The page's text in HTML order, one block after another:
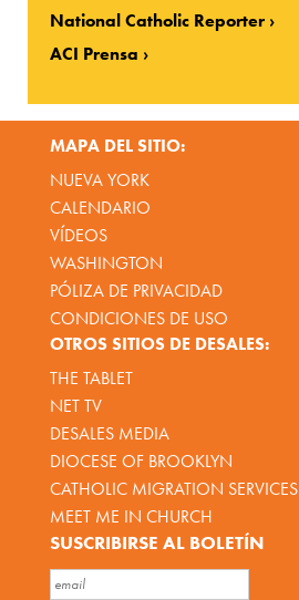
National Catholic Reporter
ACI Prensa
MAPA DEL SITIO:
NUEVA YORK
CALENDARIO
VÍDEOS
WASHINGTON
PÓLIZA DE PRIVACIDAD
CONDICIONES DE USO
OTROS SITIOS DE DESALES:
THE TABLET
NET TV
DESALES MEDIA
DIOCESE OF BROOKLYN
CATHOLIC MIGRATION SERVICES
MEET ME IN CHURCH
SUSCRIBIRSE AL BOLETÍN